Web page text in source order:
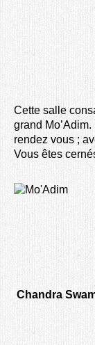
Cette salle
grand
rendez vous ;
Vous êtes
Chandra